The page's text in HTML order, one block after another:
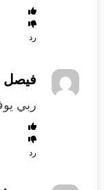
رد
فيصل
ربي
رد